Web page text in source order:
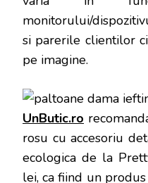
monitorului/
si parerile clientilor
pe imagine.
UnButic.ro
rosu cu accesoriu
ecologica de la
lei, ca fiind un